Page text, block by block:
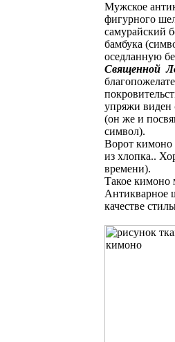
Мужское
фигурного
самурайский
бамбука
оседланную
Священной
упряжи виден
(он же и
символ).
Ворот кимоно
из хлопка..
времени).
Такое кимоно
Антикварное
качестве